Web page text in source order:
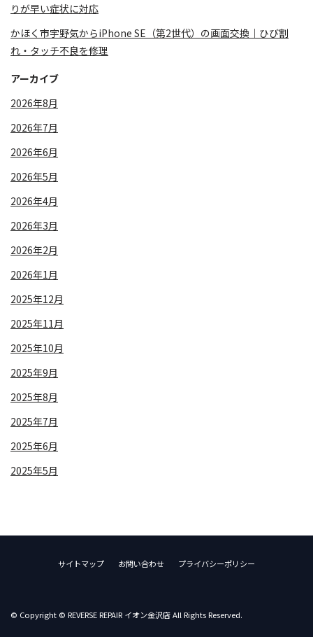
りが早い症状に対応
かほく市宇野気からiPhone SE（第2世代）の画面交換｜ひび割
れ・タッチ不良を修理
アーカイブ
2026年8月
2026年7月
2026年6月
2026年5月
2026年4月
2026年3月
2026年2月
2026年1月
2025年12月
2025年11月
2025年10月
2025年9月
2025年8月
2025年7月
2025年6月
2025年5月
サイトマップ お問い合わせ プライバシーポリシー
© Copyright © REVERSE REPAIR イオン金沢店 All Rights Reserved.